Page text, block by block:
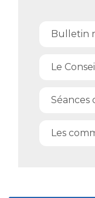
Bulletin
Le
Séances
Les